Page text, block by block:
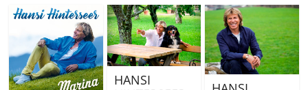
HANSI